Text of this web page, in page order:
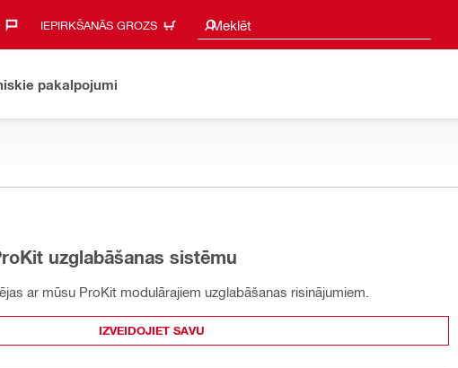
IEPIRKŠANĀS GROZS Meklēt
Meklēšanas ieteikumi
pakalpojumi
uzglabāšanas sistēmu
ar mūsu ProKit modulārajiem uzglabāšanas risinājumiem.
IZVEIDOJIET SAVU